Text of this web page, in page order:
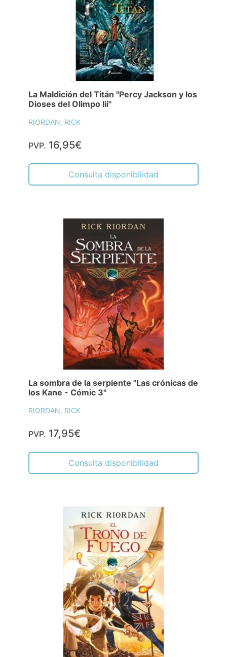
La Maldición del Titán "Percy Jackson y los
Dioses del Olimpo Iii"
RIORDAN, RICK
PVP. 16,95€
Consulta disponibilidad
La sombra de la serpiente "Las crónicas de
los Kane - Cómic 3"
RIORDAN, RICK
PVP. 17,95€
Consulta disponibilidad